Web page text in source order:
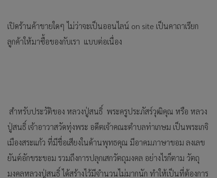
เปิดร้านค้าขายใดๆ ไม่ว่าจะเป็นออนไลน์ on site เป็นคาถาเรียก
ลูกค้าให้มาซื้อของกับเรา แบบต่อเนื่อง
สำหรับประวัติของ หลวงปู่สนธิ์ พระครูประภัสร์วุฒิคุณ หรือ หลวง
ปู่สนธิ์ เจ้าอาวาสวัดทุ่งพระ อดีตเจ้าคณะตำบลท่าเกษม เป็นพระเกจิ
เมืองสระแก้ว ที่มีชื่อเสียงในด้านพุทธคุณ มีอาคมภาษาขอม ลงเลข
ยันต์อักขระขอม รวมถึงการปลุกเสกวัตถุมงคล อย่างไรก็ตาม วัตถุ
มงคลหลวงปู่สนธิ์ ได้สร้างไว้มีจำนวนไม่มากนัก ทำให้เป็นที่ต้องการ